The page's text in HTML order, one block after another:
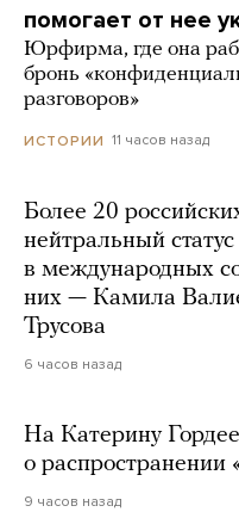
помогает от нее
Юрфирма, где она
бронь
разговоров»
ИСТОРИИ 11 часов назад
Более 20
нейтральный
в международных
них — Камила
Трусова
6 часов назад
На Катерину
о распространении
9 часов назад